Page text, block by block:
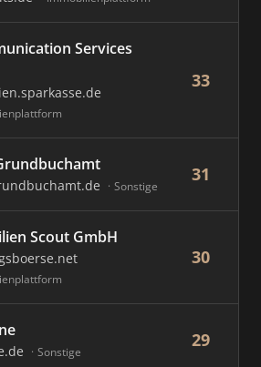
Services
33
Sonstige
31
Scout GmbH
30
Sonstige
29